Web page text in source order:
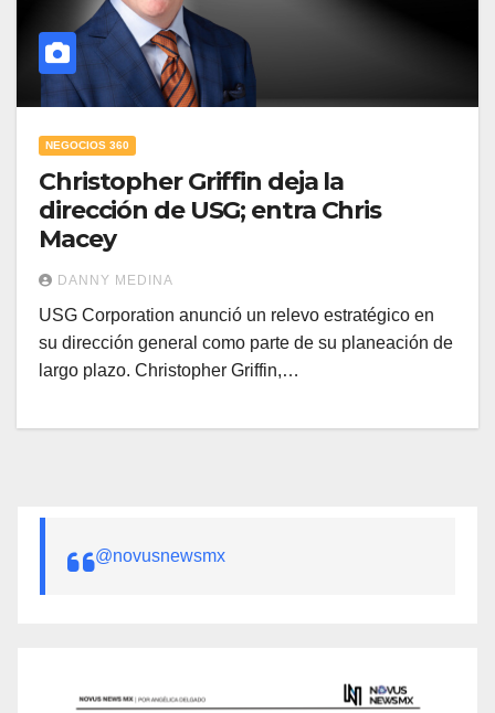
NEGOCIOS 360
Christopher Griffin deja la
dirección de USG; entra Chris
Macey
DANNY MEDINA
USG Corporation anunció un relevo estratégico en
su dirección general como parte de su planeación de
largo plazo. Christopher Griffin,…
@novusnewsmx